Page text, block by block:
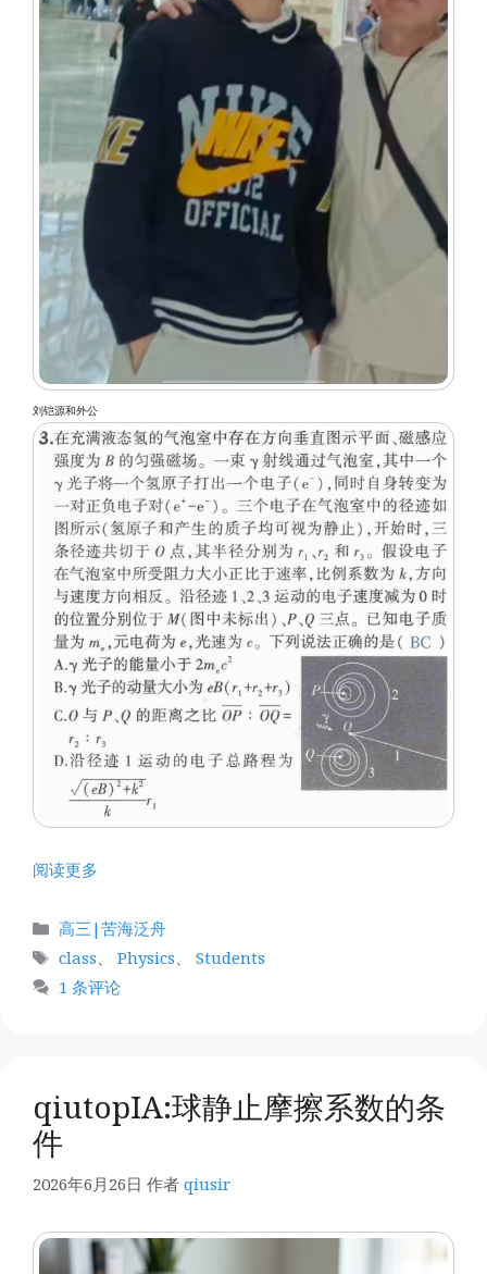
刘铠源和外公
阅读更多
分
类
高三|苦海泛舟
标
签
class、 Physics、 Students
1 条评论
qiutopIA:球静止摩擦系数的条
件
2026年6月26日 作者 qiusir